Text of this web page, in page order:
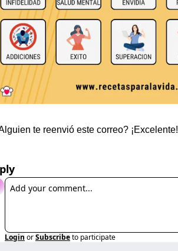
te reenvió este correo? ¡Excelente!
Login orSubscribeto participate